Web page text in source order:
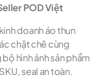
POD Việt
doanh áo thun
chặt chẽ cùng
hình ảnh sản phẩm
seal an toàn.